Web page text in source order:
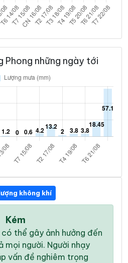
Phong những ngày tới
không khí
Kém
thể gây ảnh hưởng đến
mọi người. Người nhạy
vấn đề nghiêm trọng